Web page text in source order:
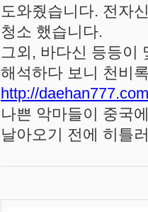
도와줬습니다. 전자
청소 했습니다.
그외, 바다신 등등이
해석하다 보니 천비
http://
나쁜 악마들이 중국
날아오기 전에 히틀